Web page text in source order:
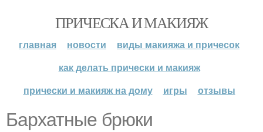
ПРИЧЕСКА И МАКИЯЖ
главная новости
виды макияжа и причесок
как делать прически и макияж
прически и макияж на дому
игры отзывы
Бархатные брюки